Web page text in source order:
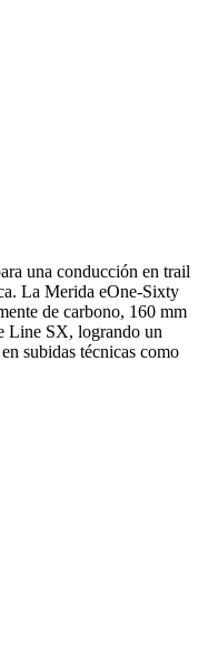
una conducción en trail
La Merida eOne-Sixty
de carbono, 160 mm
Line SX, logrando un
subidas técnicas como